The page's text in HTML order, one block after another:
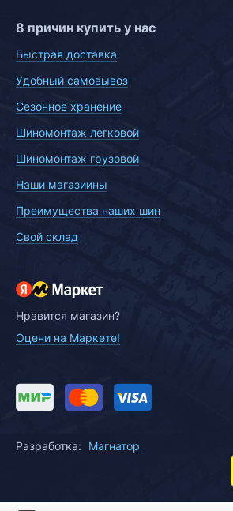
8 причин купить у нас
Быстрая доставка
Удобный самовывоз
Сезонное хранение
Шиномонтаж легковой
Шиномонтаж грузовой
Наши магазиины
Преимущества наших шин
Свой склад
Нравится магазин?
Оцени на Маркете!
Разработка: Магнатор